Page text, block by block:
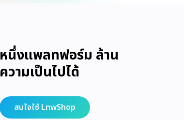
หนึ่งแพลทฟอร์ม ล้าน
ความเป็นไปได้
สนใจใช้ LnwShop